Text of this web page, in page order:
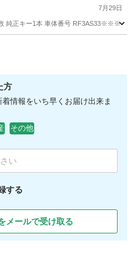
7月29日
純正キー1本 車体番号 RF3AS33※※※
方
情報をいち早くお届け出来ま
その他
する
メールで受け取る